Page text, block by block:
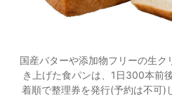
国産バターや添加物フリーの生
き上げた食パンは、1日300本前
着順で整理券を発行(予約は不可)